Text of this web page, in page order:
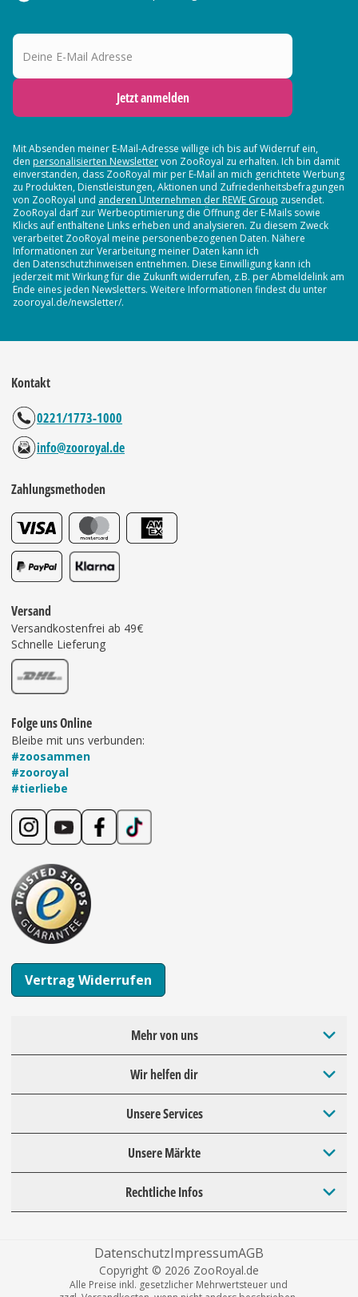
Deine E-Mail Adresse
Jetzt anmelden
Mit Absenden meiner E-Mail-Adresse willige ich bis auf Widerruf ein,
den personalisierten Newslettervon ZooRoyal zu erhalten. Ich bin damit
einverstanden, dass ZooRoyal mir per E-Mail an mich gerichtete Werbung
zu Produkten, Dienstleistungen, Aktionen und Zufriedenheitsbefragungen
von ZooRoyal und anderen Unternehmen der REWE Group zusendet.
ZooRoyal darf zur Werbeoptimierung die Öffnung der E-Mails sowie
Klicks auf enthaltene Links erheben und analysieren. Zu diesem Zweck
verarbeitet ZooRoyal meine personenbezogenen Daten. Nähere
Informationen zur Verarbeitung meiner Daten kann ich
den Datenschutzhinweisen entnehmen. Diese Einwilligung kann ich
jederzeit mit Wirkung für die Zukunft widerrufen, z.B. per Abmeldelink am
Ende eines jeden Newsletters. Weitere Informationen findest du unter
zooroyal.de/newsletter/.
Kontakt
0221/1773-1000
info@zooroyal.de
Zahlungsmethoden
Versand
Versandkostenfrei ab 49€
Schnelle Lieferung
Folge uns Online
Bleibe mit uns verbunden:
#zoosammen
#zooroyal
#tierliebe
Vertrag Widerrufen
Mehr von uns
Wir helfen dir
Unsere Services
Unsere Märkte
Rechtliche Infos
DatenschutzImpressumAGB
Copyright © 2026 ZooRoyal.de
Alle Preise inkl. gesetzlicher Mehrwertsteuer und